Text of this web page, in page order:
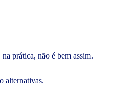
prática, não é bem assim.
alternativas.